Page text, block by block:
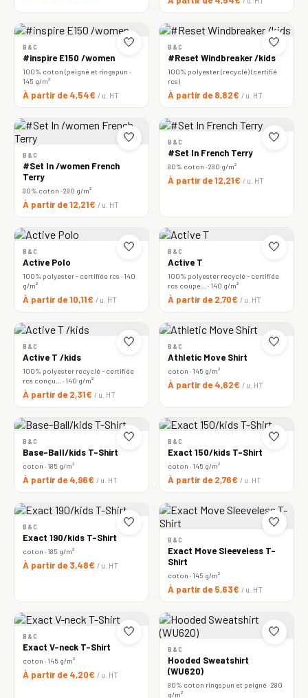
🤍
B&C
#inspire E150 /women
100% coton (peigné et ringspun ·
145 g/m²
À partir de 4,54€ / u. HT
🤍
B&C
#Reset Windbreaker /kids
100% polyester (recyclé) (certifié
rcs)
À partir de 8,82€ / u. HT
🤍
B&C
#Set In /women French
Terry
80% coton · 280 g/m²
À partir de 12,21€ / u. HT
🤍
B&C
#Set In French Terry
80% coton · 280 g/m²
À partir de 12,21€ / u. HT
🤍
B&C
Active Polo
100% polyester - certifiée rcs · 140
g/m²
À partir de 10,11€ / u. HT
🤍
B&C
Active T
100% polyester recyclé - certifiée
rcs coupe… · 140 g/m²
À partir de 2,70€ / u. HT
🤍
B&C
Active T /kids
100% polyester recyclé - certifiée
rcs conçu… · 140 g/m²
À partir de 2,31€ / u. HT
🤍
B&C
Athletic Move Shirt
coton · 145 g/m²
À partir de 4,62€ / u. HT
🤍
B&C
Base-Ball/kids T-Shirt
coton · 185 g/m²
À partir de 4,96€ / u. HT
🤍
B&C
Exact 150/kids T-Shirt
coton · 145 g/m²
À partir de 2,76€ / u. HT
🤍
B&C
Exact 190/kids T-Shirt
coton · 185 g/m²
À partir de 3,48€ / u. HT
🤍
B&C
Exact Move Sleeveless T-
Shirt
coton · 145 g/m²
À partir de 5,63€ / u. HT
🤍
B&C
Exact V-neck T-Shirt
coton · 145 g/m²
À partir de 4,20€ / u. HT
🤍
B&C
Hooded Sweatshirt
(WU620)
80% coton ringspun et peigné · 280
g/m²